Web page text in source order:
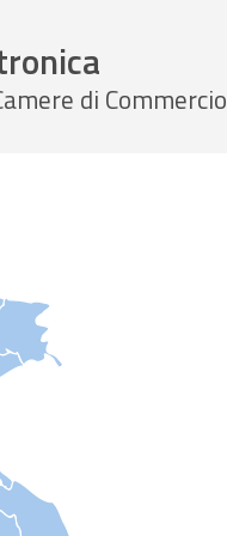
di Commercio